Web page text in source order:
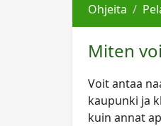
Ohjeita
Miten
Voit antaa
kaupunki ja
kuin annat